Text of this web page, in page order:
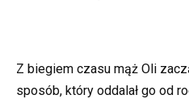
Z biegiem czasu mąż Oli
sposób, który oddalał go od